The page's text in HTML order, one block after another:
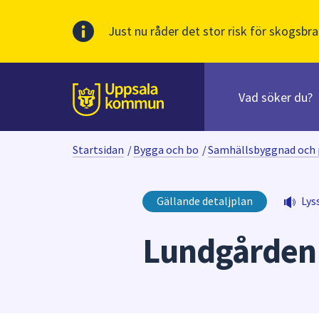
Just nu råder det stor risk för
Till sidans
huvudinnehåll
innehåll
När
börjar
skriva
sökfältet
kommer
sökförslag
Startsidan /Bygga och bo /Samhällsbyggnad
Gällande detaljplan
Lundgården